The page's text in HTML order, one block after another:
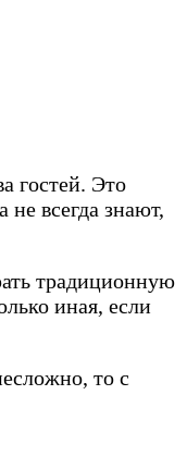
гостей. Это
не всегда знают,
традиционную
иная, если
то с